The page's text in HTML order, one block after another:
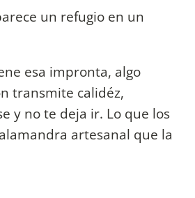
un refugio en un
esa impronta, algo
transmite calidéz,
y no te deja ir. Lo que los
artesanal que la